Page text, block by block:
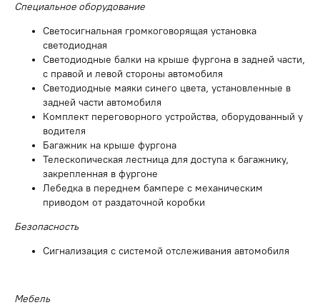
Специальное оборудование
Светосигнальная громкоговорящая установка
светодиодная
Светодиодные балки на крыше фургона в задней части,
с правой и левой стороны автомобиля
Светодиодные маяки синего цвета, установленные в
задней части автомобиля
Комплект переговорного устройства, оборудованный у
водителя
Багажник на крыше фургона
Телескопическая лестница для доступа к багажнику,
закрепленная в фургоне
Лебедка в переднем бампере с механическим
приводом от раздаточной коробки
Безопасность
Сигнализация с системой отслеживания автомобиля
Мебель
ПОЛУЧИТЕ
КОНСУЛЬТАЦИЮ ПО
ИНТЕРЕСУЮЩЕМУ ВАС ПРОЕКТУ